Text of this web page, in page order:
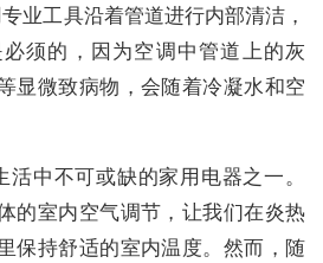
业工具沿着管道进行内部清洁，
须的，因为空调中管道上的灰
显微致病物，会随着冷凝水和空
中不可或缺的家用电器之一。
的室内空气调节，让我们在炎热
保持舒适的室内温度。然而，随